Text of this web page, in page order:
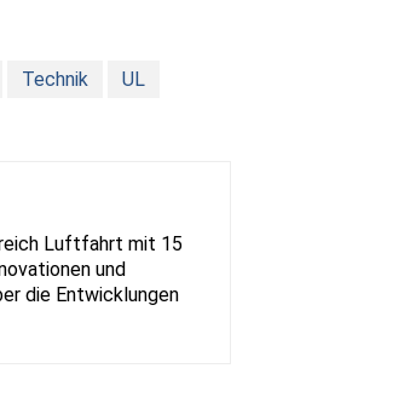
Technik UL
Luftfahrt mit 15
und
die Entwicklungen